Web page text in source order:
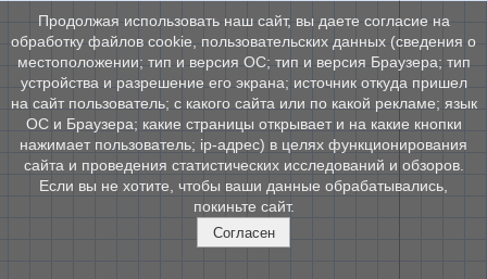
Продолжая использовать наш сайт, вы даете согласие на
обработку файлов cookie, пользовательских данных (сведения о
местоположении; тип и версия ОС; тип и версия Браузера; тип
устройства и разрешение его экрана; источник откуда пришел
на сайт пользователь; с какого сайта или по какой рекламе; язык
ОС и Браузера; какие страницы открывает и на какие кнопки
нажимает пользователь; ip-адрес) в целях функционирования
сайта и проведения статистических исследований и обзоров.
Если вы не хотите, чтобы ваши данные обрабатывались,
покиньте сайт.
Согласен